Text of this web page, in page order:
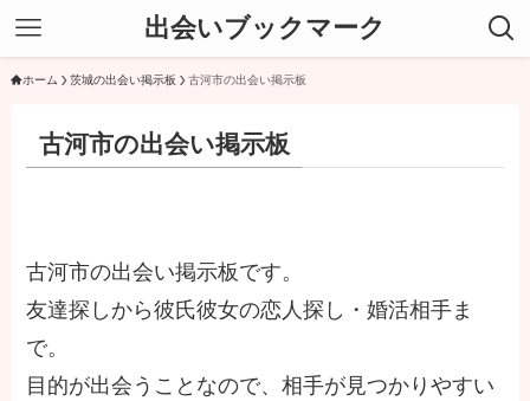
出会いブックマーク
ホーム 茨城の出会い掲示板 古河市の出会い掲示板
古河市の出会い掲示板
古河市の出会い掲示板です。
友達探しから彼氏彼女の恋人探し・婚活相手ま
で。
目的が出会うことなので、相手が見つかりやすい